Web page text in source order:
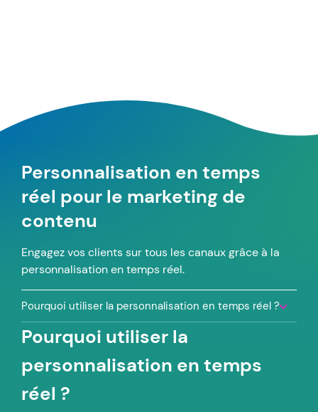
Personnalisation en temps
réel pour le marketing de
contenu
Engagez vos clients sur tous les canaux grâce à la
personnalisation en temps réel.
Pourquoi utiliser la personnalisation en temps réel ?
Pourquoi utiliser la
personnalisation en temps
réel ?